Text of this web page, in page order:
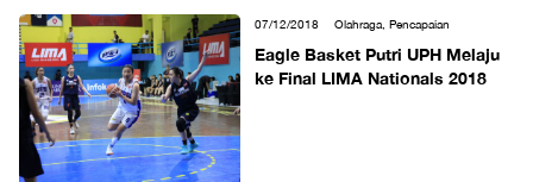
07/12/2018 Olahraga, Pencapaian
Eagle Basket Putri UPH Melaju
ke Final LIMA Nationals 2018